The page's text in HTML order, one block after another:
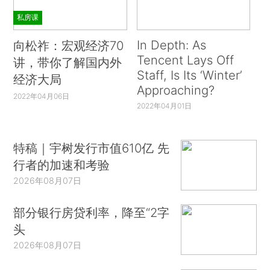
私房课
向松祚：宏观经济70
讲，带你了解国内外
经济大局
2022年04月06日
In Depth: As
Tencent Lays Off
Staff, Is Its ‘Winter’
Approaching?
2022年04月01日
特稿｜宇树发行市值610亿 先
行者的加速和考验
2026年08月07日
部分银行房贷利率，降至“2字
头
2026年08月07日